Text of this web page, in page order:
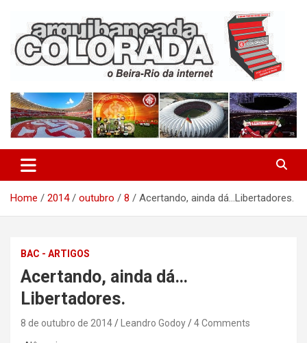
content
Arquibancada Colorada
Home 2014 outubro 8 Acertando, ainda dá…Libertadores.
BAC - ARTIGOS
Acertando, ainda dá…
Libertadores.
8 de outubro de 2014 Leandro Godoy 4 Comments